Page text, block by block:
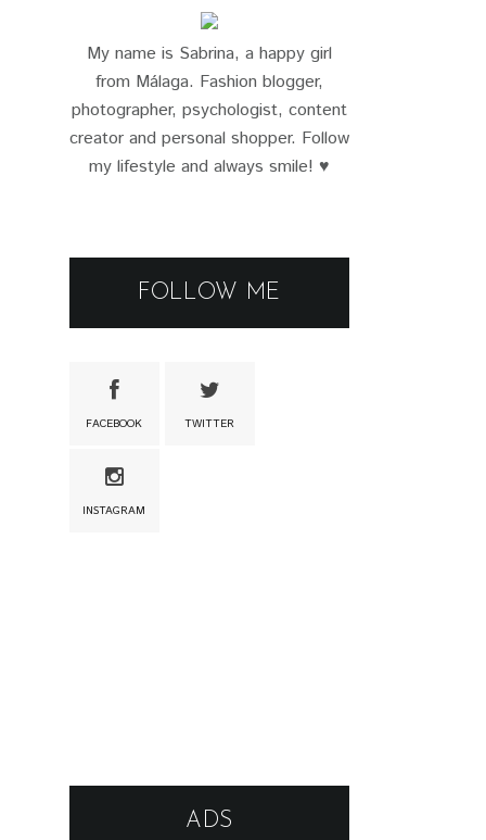
My name is Sabrina, a happy girl
from Málaga. Fashion blogger,
photographer, psychologist, content
creator and personal shopper. Follow
my lifestyle and always smile! ♥
FOLLOW ME
FACEBOOK TWITTER
INSTAGRAM
ADS